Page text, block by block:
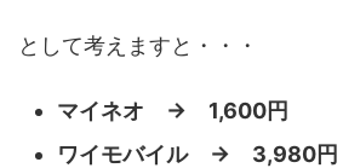
として考えますと・・・
マイネオ → 1,600円
ワイモバイル → 3,980円